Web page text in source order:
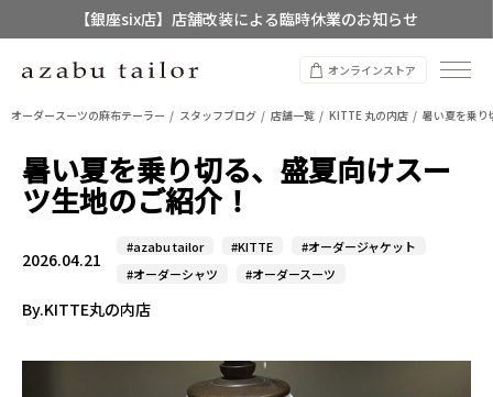
【銀座six店】店舗改装による臨時休業のお知らせ
8/12~8/16 夏季休業のお知らせ
オンラインストア
オーダースーツの麻布テーラー スタッフブログ 店舗一覧 KITTE 丸の内店 暑い夏を乗り
暑い夏を乗り切る、盛夏向けスー
ツ生地のご紹介！
2026.04.21
#azabu tailor #KITTE
#オーダージャケット
#オーダーシャツ
#オーダースーツ
By.KITTE丸の内店